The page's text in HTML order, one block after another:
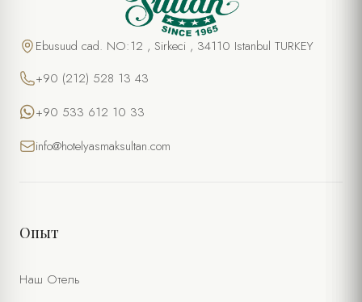
Ebusuud cad. NO:12 , Sirkeci , 34110 Istanbul TURKEY
+90 (212) 528 13 43
+90 533 612 10 33
info@hotelyasmaksultan.com
Опыт
Наш Отель